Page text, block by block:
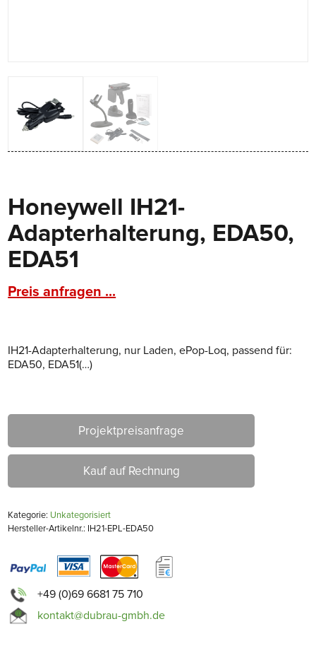
Honeywell IH21-
Adapterhalterung, EDA50,
EDA51
Preis anfragen ...
IH21-Adapterhalterung, nur Laden, ePop-Loq, passend für:
EDA50, EDA51(…)
Projektpreisanfrage
Kauf auf Rechnung
Kategorie: Unkategorisiert
Hersteller-Artikelnr.: IH21-EPL-EDA50
+49 (0)69 6681 75 710
kontakt@dubrau-gmbh.de